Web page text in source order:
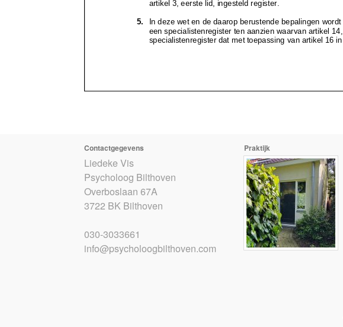
Contactgegevens
Liedeke Vis
Psycholoog Bilthoven
Overboslaan 67A
3722 BK Bilthoven
030-3033661
info@psycholoogbilthoven.com
Praktijk